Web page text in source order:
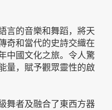
言的音樂和舞蹈，將天
奇和當代的史詩交織在
中國文化之旅。令人驚
量，賦予觀眾靈性的啟
舞者及融合了東西方器